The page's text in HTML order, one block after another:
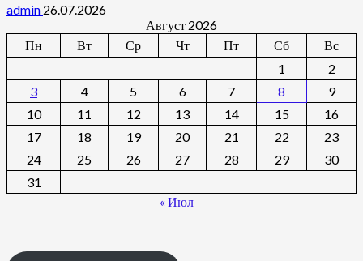
admin 26.07.2026
Август 2026
Пн
Вт Ср Чт Пт Сб
Вс
1
2
3
4 5 6 7 8
9
10
11 12 13 14 15
16
17
18 19 20 21 22
23
24
25 26 27 28 29
30
31
« Июл